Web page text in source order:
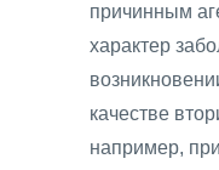
причинным
характер
качестве
например,